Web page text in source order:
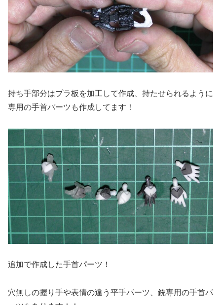
持ち手部分はプラ板を加工して作成、持たせられるように
専用の手首パーツも作成してます！
追加で作成した手首パーツ！
穴無しの握り手や表情の違う平手パーツ、銃専用の手首パ